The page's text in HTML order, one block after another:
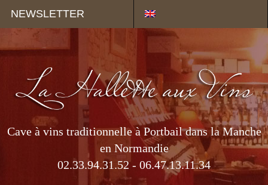
NEWSLETTER
Cave à vins traditionnelle à Portbail dans la Manche
en Normandie
02.33.94.31.52 - 06.47.13.11.34
Panneau de gestion des cookies